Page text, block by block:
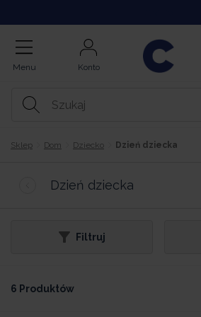
Menu Konto
Sklep Dom Dziecko Dzień dziecka
Dzień dziecka
Filtruj
6 Produktów